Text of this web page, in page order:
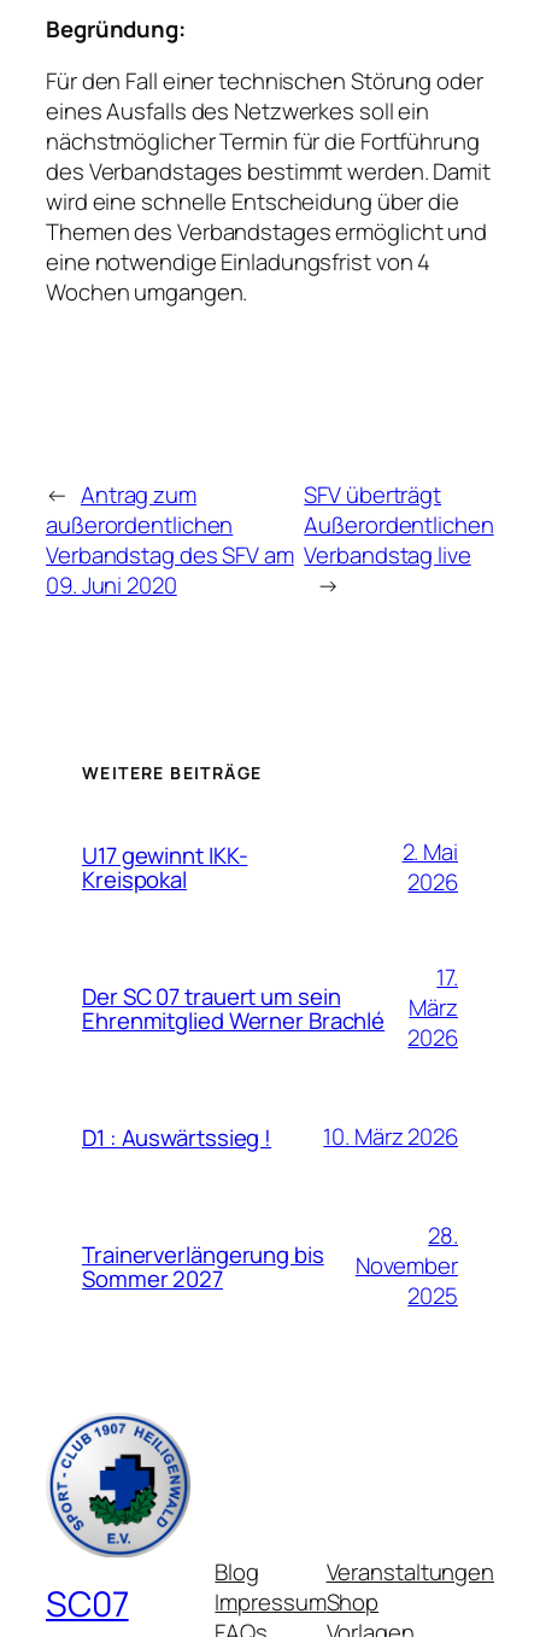
Begründung:
Für den Fall einer technischen Störung oder
eines Ausfalls des Netzwerkes soll ein
nächstmöglicher Termin für die Fortführung
des Verbandstages bestimmt werden. Damit
wird eine schnelle Entscheidung über die
Themen des Verbandstages ermöglicht und
eine notwendige Einladungsfrist von 4
Wochen umgangen.
← Antrag zum
außerordentlichen
Verbandstag des SFV am
09. Juni 2020
SFV überträgt
Außerordentlichen
Verbandstag live
→
WEITERE BEITRÄGE
U17 gewinnt IKK-
Kreispokal
2. Mai
2026
Der SC 07 trauert um sein
Ehrenmitglied Werner Brachlé
17.
März
2026
D1 : Auswärtssieg ! 10. März 2026
Trainerverlängerung bis
Sommer 2027
28.
November
2025
SC07
Blog
Impressum
Veranstaltungen
Shop